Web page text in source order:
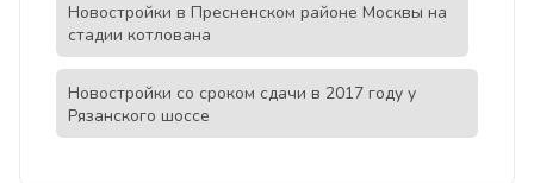
Новостройки в Пресненском районе Москвы на
стадии котлована
Новостройки со сроком сдачи в 2017 году у
Рязанского шоссе